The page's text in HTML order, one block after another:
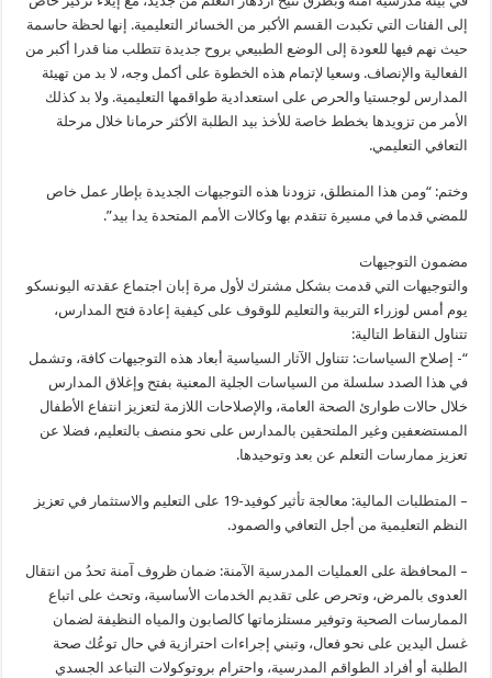
إلى الفئات التي تكبدت القسم الأكبر من الخسائر التعليمية. إنها لحظة حاسمة
حيث نهم فيها للعودة إلى الوضع الطبيعي بروح جديدة تتطلب منا قدرا أكبر من
الفعالية والإنصاف. وسعيا لإتمام هذه الخطوة على أكمل وجه، لا بد من تهيئة
المدارس لوجستيا والحرص على استعدادية طواقمها التعليمية. ولا بد كذلك
الأمر من تزويدها بخطط خاصة للأخذ بيد الطلبة الأكثر حرمانا خلال مرحلة
التعافي التعليمي.
وختم: “ومن هذا المنطلق، تزودنا هذه التوجيهات الجديدة بإطار عمل خاص
للمضي قدما في مسيرة تتقدم بها وكالات الأمم المتحدة يدا بيد”.
مضمون التوجيهات
والتوجيهات التي قدمت بشكل مشترك لأول مرة إبان اجتماع عقدته اليونسكو
يوم أمس لوزراء التربية والتعليم للوقوف على كيفية إعادة فتح المدارس،
تتناول النقاط التالية:
“- إصلاح السياسات: تتناول الآثار السياسية أبعاد هذه التوجيهات كافة، وتشمل
في هذا الصدد سلسلة من السياسات الجلية المعنية بفتح وإغلاق المدارس
خلال حالات طوارئ الصحة العامة، والإصلاحات اللازمة لتعزيز انتفاع الأطفال
المستضعفين وغير الملتحقين بالمدارس على نحو منصف بالتعليم، فضلا عن
تعزيز ممارسات التعلم عن بعد وتوحيدها.
– المتطلبات المالية: معالجة تأثير كوفيد-19 على التعليم والاستثمار في تعزيز
النظم التعليمية من أجل التعافي والصمود.
– المحافظة على العمليات المدرسية الآمنة: ضمان ظروف آمنة تحدُ من انتقال
العدوى بالمرض، وتحرص على تقديم الخدمات الأساسية، وتحث على اتباع
الممارسات الصحية وتوفير مستلزماتها كالصابون والمياه النظيفة لضمان
غسل اليدين على نحو فعال، وتبني إجراءات احترازية في حال توعُك صحة
الطلبة أو أفراد الطواقم المدرسية، واحترام بروتوكولات التباعد الجسدي